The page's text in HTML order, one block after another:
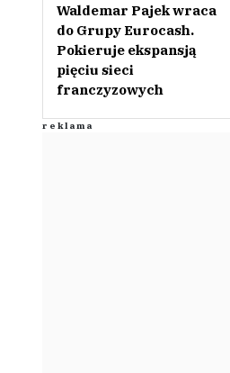
Waldemar Pajek wraca
do Grupy Eurocash.
Pokieruje ekspansją
pięciu sieci
franczyzowych